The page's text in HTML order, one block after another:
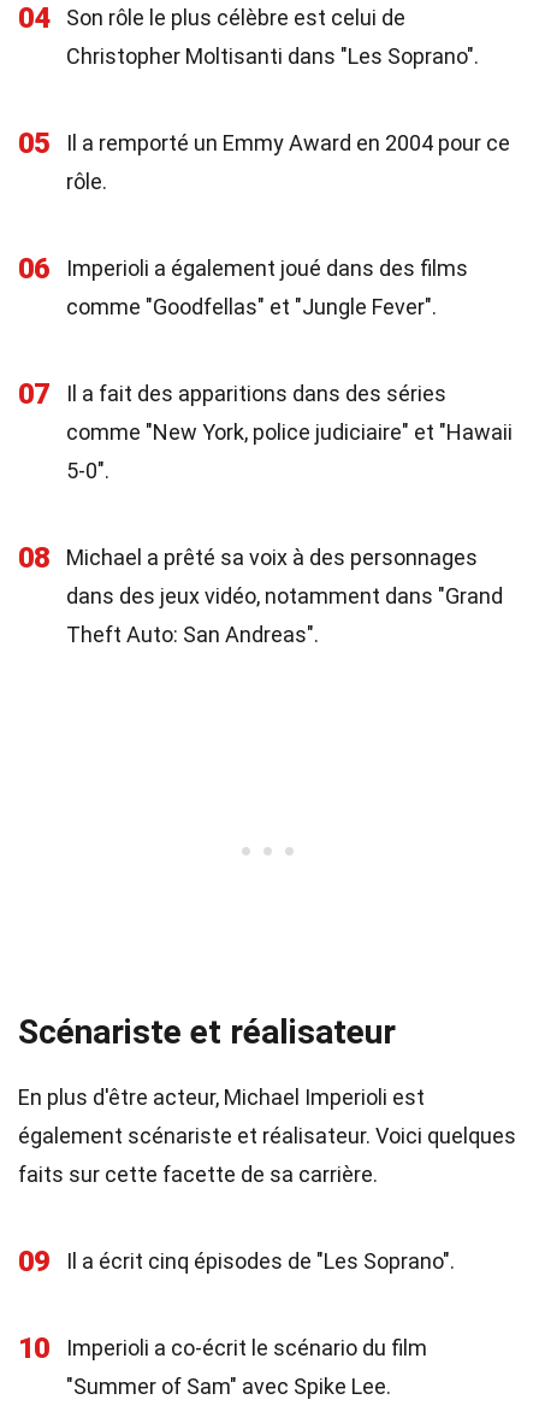
04
Son rôle le plus célèbre est celui de
Christopher Moltisanti dans "Les Soprano".
05
Il a remporté un Emmy Award en 2004 pour ce
rôle.
06
Imperioli a également joué dans des films
comme "Goodfellas" et "Jungle Fever".
07
Il a fait des apparitions dans des séries
comme "New York, police judiciaire" et "Hawaii
5-0".
08
Michael a prêté sa voix à des personnages
dans des jeux vidéo, notamment dans "Grand
Theft Auto: San Andreas".
Scénariste et réalisateur
En plus d'être acteur, Michael Imperioli est
également scénariste et réalisateur. Voici quelques
faits sur cette facette de sa carrière.
09 Il a écrit cinq épisodes de "Les Soprano".
10
Imperioli a co-écrit le scénario du film
"Summer of Sam" avec Spike Lee.